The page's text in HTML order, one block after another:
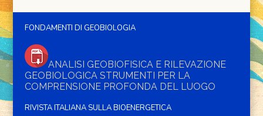
FONDAMENTI DI GEOBIOLOGIA
ANALISI GEOBIOFISICA E RILEVAZIONE
GEOBIOLOGICA STRUMENTI PER LA
COMPRENSIONE PROFONDA DEL LUOGO
RIVISTA ITALIANA SULLA BIOENERGETICA